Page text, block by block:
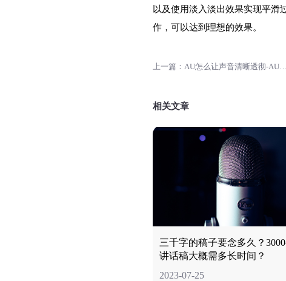
以及使用淡入淡出效果实现平滑
作，可以达到理想的效果。
上一篇：AU怎么让声音清晰透彻-AU对声音质量进行调整的技巧
相关文章
三千字的稿子要念多久？
讲话稿大概需多长时间？
2023-07-25